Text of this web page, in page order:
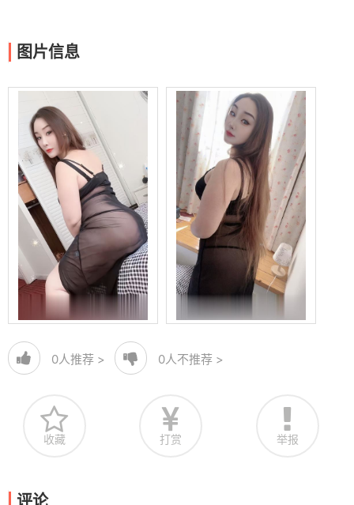
图片信息
0人推荐 > 0人不推荐 >
收藏 打赏 举报
评论